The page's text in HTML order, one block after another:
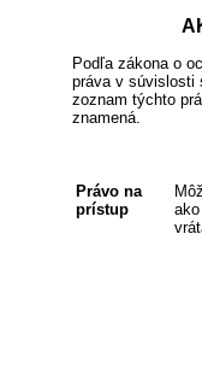
Podľa zákona o
práva v súvislosti
zoznam týchto
znamená.
Právo na
prístup